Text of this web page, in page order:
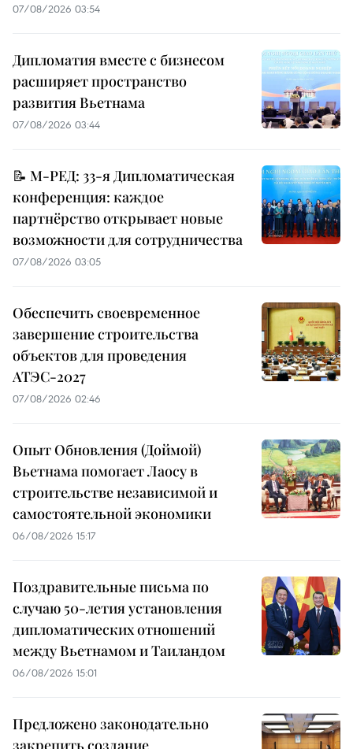
07/08/2026 03:54
Дипломатия вместе с бизнесом
расширяет пространство
развития Вьетнама
07/08/2026 03:44
📝 М-РЕД: 33-я Дипломатическая
конференция: каждое
партнёрство открывает новые
возможности для сотрудничества
07/08/2026 03:05
Обеспечить своевременное
завершение строительства
объектов для проведения
АТЭС-2027
07/08/2026 02:46
Опыт Обновления (Доймой)
Вьетнама помогает Лаосу в
строительстве независимой и
самостоятельной экономики
06/08/2026 15:17
Поздравительные письма по
случаю 50-летия установления
дипломатических отношений
между Вьетнамом и Таиландом
06/08/2026 15:01
Предложено законодательно
закрепить создание